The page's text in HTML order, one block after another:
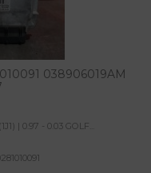
038906019AM
| 0.97 - 0.03 GOLF...